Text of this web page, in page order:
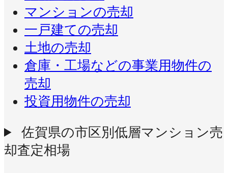
マンションの売却
一戸建ての売却
土地の売却
倉庫・工場などの事業用物件の
売却
投資用物件の売却
佐賀県の市区別低層マンション売
却査定相場